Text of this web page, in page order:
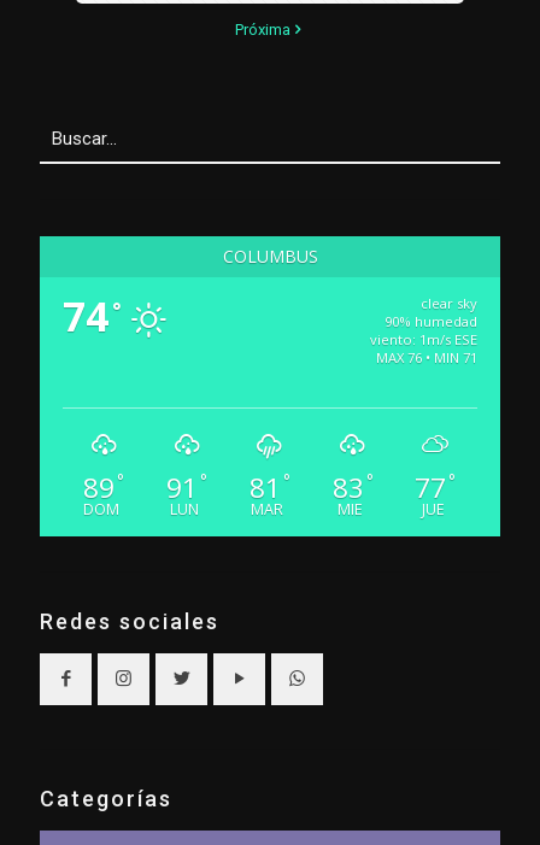
Próxima
COLUMBUS
74°
clear sky
90% humedad
viento: 1m/s ESE
MAX 76 • MIN 71
89 °
DOM
91 °
LUN
81 °
MAR
83 °
MIE
77 °
JUE
Redes sociales
Categorías